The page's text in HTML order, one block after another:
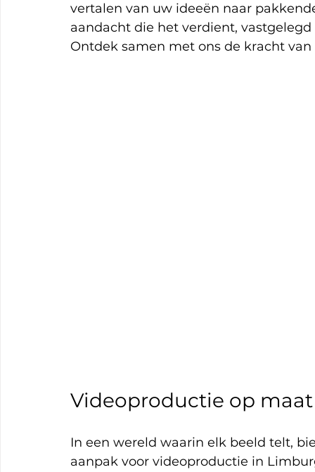
vertalen van uw ideeën naar
aandacht die het verdient,
Ontdek samen met ons de kracht
Videoproductie op
In een wereld waarin elk beeld telt,
aanpak voor videoproductie in